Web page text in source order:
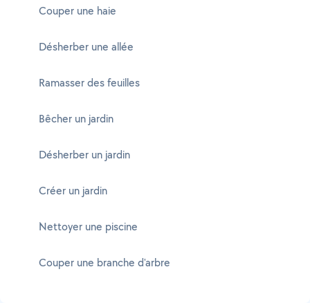
Couper une haie
Désherber une allée
Ramasser des feuilles
Bêcher un jardin
Désherber un jardin
Créer un jardin
Nettoyer une piscine
Couper une branche d'arbre